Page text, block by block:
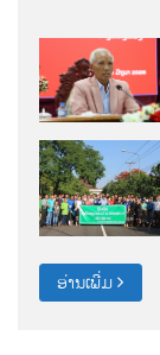
ອ່ານເພີ່ມ